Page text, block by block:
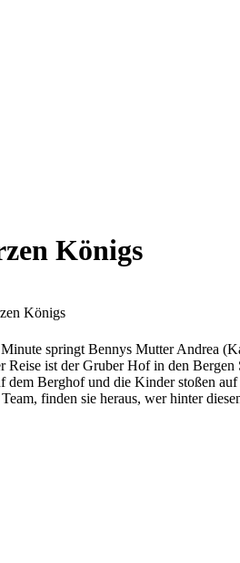
Königs
Königs
springt Bennys Mutter Andrea
ist der Gruber Hof in den
Berghof und die Kinder stoßen
finden sie heraus, wer hinter